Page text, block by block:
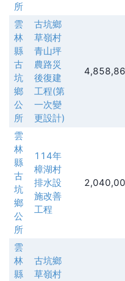
所
雲
林
縣
古
坑
鄉
公
所
古坑鄉
草嶺村
青山坪
農路災
後復建
工程(第
一次變
更設計)
雲
林
縣
古
坑
鄉
公
所
114年
樟湖村
排水設
施改善
工程
雲
林
縣
古坑鄉
草嶺村